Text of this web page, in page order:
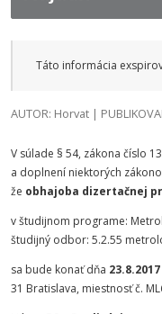
Táto informácia
AUTOR: Horvat |
V súlade § 54, zákona číslo
a doplnení niektorých
že obhajoba dizertačnej
v študijnom programe:
študijný odbor: 5.2.55
sa bude konať dňa 23.8.2017
31 Bratislava, miestnosť č.